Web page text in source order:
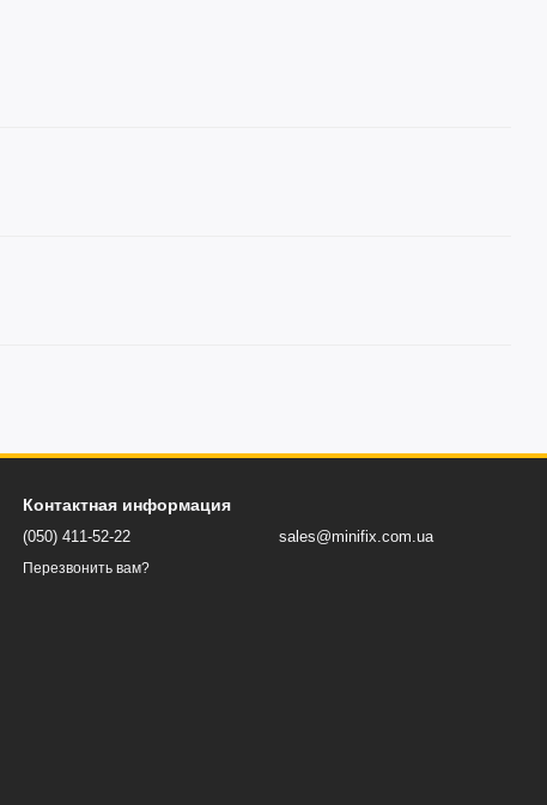
Контактная информация
(050) 411-52-22
Перезвонить вам?
sales@minifix.com.ua